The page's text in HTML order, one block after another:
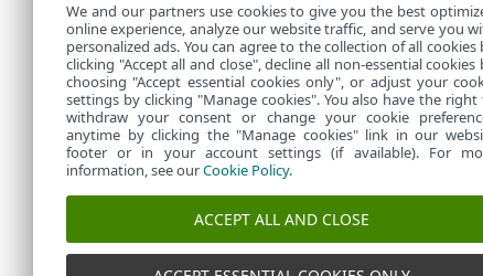
b)
We and our partners use cookies to give you the best
online experience, analyze our website traffic, and serve you
personalized ads. You can agree to the collection of all cookies
clicking "Accept all and close", decline all non-essential cookies
choosing "Accept essential cookies only", or adjust your
settings by clicking "Manage cookies". You also have the right
withdraw your consent or change your cookie
anytime by clicking the "Manage cookies" link in our
footer or in your account settings (if available). For
information, see ourCookie Policy.
ACCEPT ALL AND CLOSE